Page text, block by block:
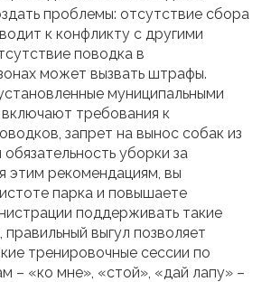
проблемы: отсутствие сбора
к конфликту с другими
поводка в
может вызвать штрафы.
муниципальными
требования к
запрет на вынос собак из
уборки за
этим рекомендациям, вы
парка и повышаете
поддерживать такие
выгул позволяет
тренировочные сессии по
– «ко мне», «стой», «дай лапу» –